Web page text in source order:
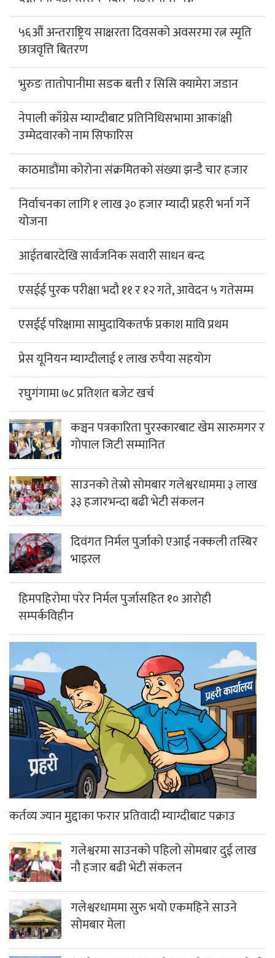
छात्रवृत्ति बितरण
भुरुङ तातोपानीमा सडक बत्ती र सिसि क्यामेरा जडान
नेपाली काँग्रेस म्याग्दीबाट प्रतिनिधिसभामा आकांक्षी
उम्मेदवारको नाम सिफारिस
काठमाडौंमा कोरोना संक्रमितको संख्या झन्डै चार हजार
निर्वाचनका लागि १ लाख ३० हजार म्यादी प्रहरी भर्ना गर्ने
योजना
आईतबारदेखि सार्वजनिक सवारी साधन बन्द
एसईई पुरक परीक्षा भदौ ११ र १२ गते, आवेदन ५ गतेसम्म
एसईई परिक्षामा सामुदायिकतर्फ प्रकाश मावि प्रथम
प्रेस यूनियन म्याग्दीलाई १ लाख रुपैया सहयोग
रघुगंगामा ७८ प्रतिशत बजेट खर्च
कञ्चन पत्रकारिता पुरस्कारबाट खेम सारुमगर र
गोपाल जिटी सम्मानित
साउनको तेस्रो सोमबार गलेश्वरधाममा ३ लाख
३३ हजारभन्दा बढी भेटी संकलन
दिवंगत निर्मल पुर्जाको एआई नक्कली तस्बिर
भाइरल
हिमपहिरोमा परेर निर्मल पुर्जासहित १० आरोही
सम्पर्कविहीन
कर्तव्य ज्यान मुद्दाका फरार प्रतिवादी म्याग्दीबाट पक्राउ
गलेश्वरमा साउनको पहिलो सोमबार दुई लाख
नौ हजार बढी भेटी संकलन
गलेश्वरधाममा सुरु भयो एकमहिने साउने
सोमबार मेला
निजी सञ्चारमाध्यमलाई सरकारी विज्ञापन रोक्ने
निर्णय सर्वोच्चद्वारा बदर